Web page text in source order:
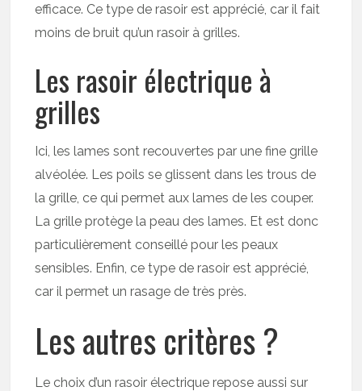
efficace. Ce type de rasoir est apprécié, car il fait
moins de bruit qu’un rasoir à grilles.
Les rasoir électrique à
grilles
Ici, les lames sont recouvertes par une fine grille
alvéolée. Les poils se glissent dans les trous de
la grille, ce qui permet aux lames de les couper.
La grille protège la peau des lames. Et est donc
particulièrement conseillé pour les peaux
sensibles. Enfin, ce type de rasoir est apprécié,
car il permet un rasage de très près.
Les autres critères ?
Le choix d’un rasoir électrique repose aussi sur